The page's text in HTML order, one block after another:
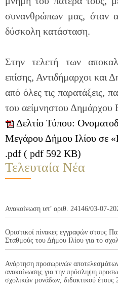
συνανθρώπων μας, όταν
δύσκολη κατάσταση.
Στην τελετή των
επίσης, Αντιδήμαρχοι και
από όλες τις παρατάξεις,
του αείμνηστου Δημάρχου
Δελτίο Τύπου:
Μεγάρου Δήμου Ιλίου σε
.pdf ( pdf 592 KB)
Τελευταία Νέα
Ανακοίνωση υπ’ αριθ. 24146/03-07-
Οριστικοί πίνακες εγγραφών στους
Σταθμούς του Δήμου Ιλίου για το
Ανάρτηση προσωρινών
ανακοίνωσης για την πρόσληψη
σχολικών μονάδων, διδακτικού έτους